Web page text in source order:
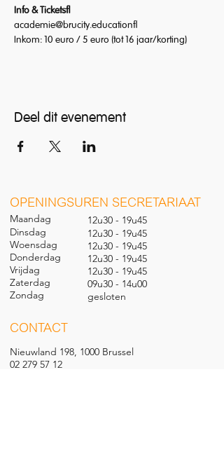
Info & Tickets
academie@brucity.education
Inkom: 10 euro / 5 euro (tot 16 jaar/korting)
Deel dit evenement
OPENINGSUREN SECRETARIAAT
Maandag
Dinsdag
Woensdag
Donderdag
Vrijdag
Zaterdag
Zondag
12u30 - 19u45
12u30 - 19u45
12u30 - 19u45
12u30 - 19u45
12u30 - 19u45
09u30 - 14u00
gesloten
CONTACT
Nieuwland 198, 1000 Brussel
02 279 57 12